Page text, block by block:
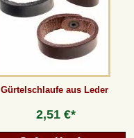
Gürtelschlaufe aus Leder
2,51 €*